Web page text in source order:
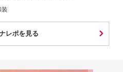
装
レポを見る